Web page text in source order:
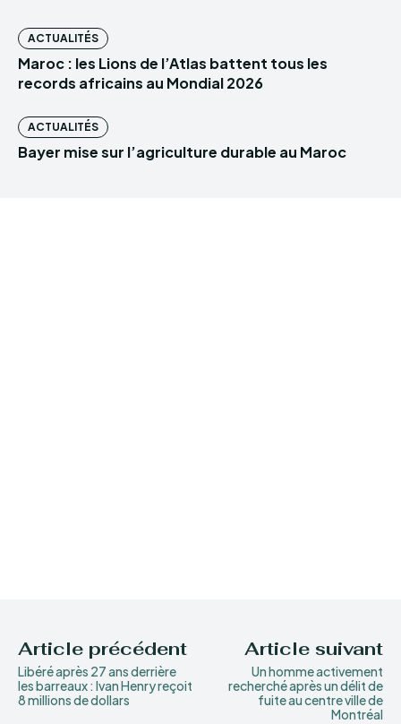
ACTUALITÉS
Maroc : les Lions de l’Atlas battent tous les
records africains au Mondial 2026
ACTUALITÉS
Bayer mise sur l’agriculture durable au Maroc
Article précédent
Libéré après 27 ans derrière
les barreaux : Ivan Henry reçoit
8 millions de dollars
Article suivant
Un homme activement
recherché après un délit de
fuite au centre ville de
Montréal